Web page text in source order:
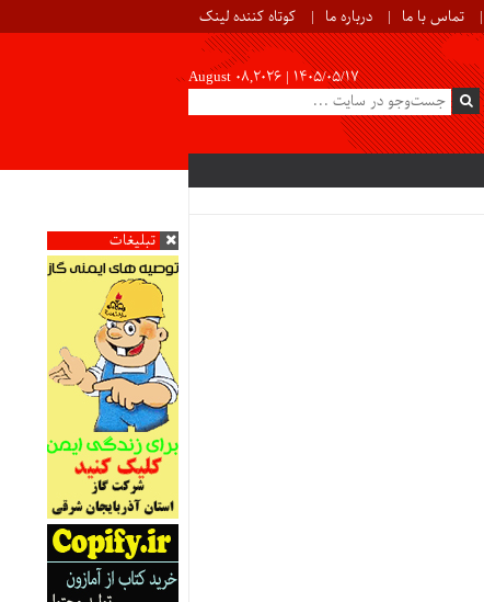
تماس با ما درباره ما کوتاه کننده لینک
August 08,2026 | ۱۴۰۵/۰۵/۱۷
تبلیغات